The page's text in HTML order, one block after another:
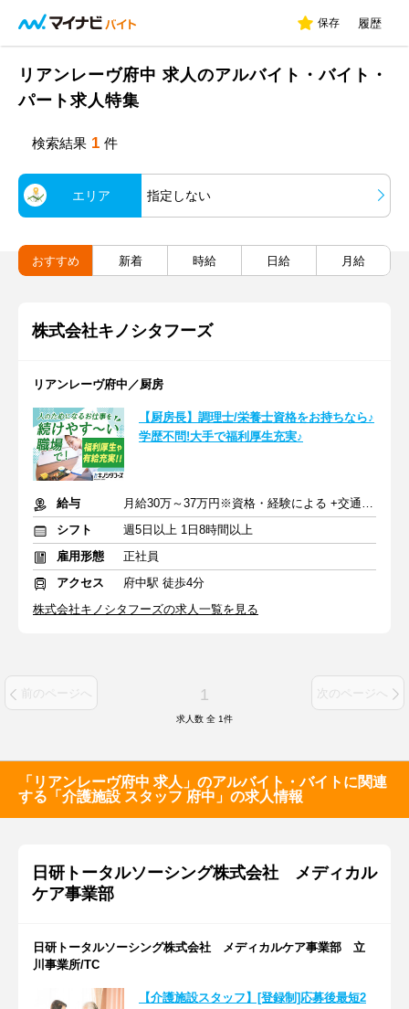
保存 履歴
リアンレーヴ府中 求人のアルバイト・バイト・
パート求人特集
検索結果 1 件
エリア 指定しない
おすすめ 新着 時給 日給 月給
株式会社キノシタフーズ
リアンレーヴ府中／厨房
【厨房長】調理士/栄養士資格をお持ちなら♪
学歴不問!大手で福利厚生充実♪
給与
月給30万～37万円※資格・経験による +交通費支給
シフト
週5日以上 1日8時間以上
雇用形態
正社員
アクセス
府中駅 徒歩4分
株式会社キノシタフーズの求人一覧を見る
前のページへ 1 次のページへ
求人数 全 1件
「リアンレーヴ府中 求人」のアルバイト・バイトに関連
する「介護施設 スタッフ 府中」の求人情報
日研トータルソーシング株式会社 メディカル
ケア事業部
日研トータルソーシング株式会社 メディカルケア事業部 立
川事業所/TC
【介護施設スタッフ】[登録制]応募後最短2